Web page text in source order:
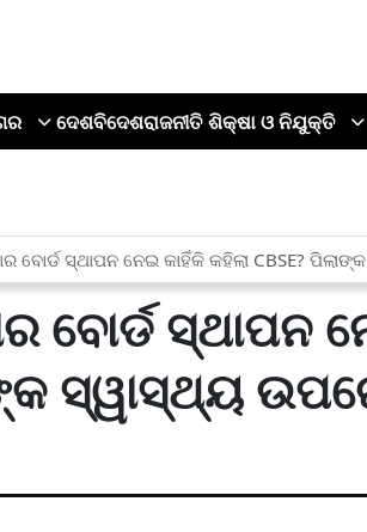
ଦେଶବିଦେଶରାଜନୀତି ଶିକ୍ଷା ଓ ନିଯୁକ୍ତି
ବୋର୍ଡ ସ୍ଥାପନ ନେଇ କାହିଁକି କହିଲା CBSE?
ବୋର୍ଡ ସ୍ଥାପନ
ସ୍ୱାସ୍ଥ୍ୟ